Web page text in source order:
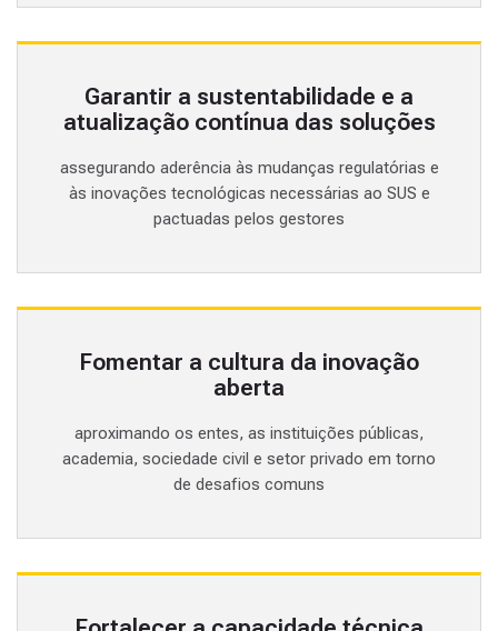
Garantir a sustentabilidade e a
atualização contínua das soluções
assegurando aderência às mudanças regulatórias e
às inovações tecnológicas necessárias ao SUS e
pactuadas pelos gestores
Fomentar a cultura da inovação
aberta
aproximando os entes, as instituições públicas,
academia, sociedade civil e setor privado em torno
de desafios comuns